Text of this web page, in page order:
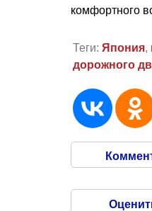
комфортного
Теги: Япония,
дорожного